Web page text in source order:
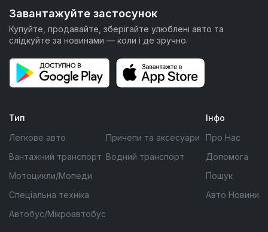
Завантажуйте застосунок
Купуйте, продавайте, зберігайте улюблені авто та
слідкуйте за новинами — коли і де зручно.
Тип
Легкове авто
Вантажний транспорт
Мотоцикли/Мопеди
Спеціальна техніка
Автобус/Мікроавтобус
Причепи та аксесуари
Водний транспорт
Інфо
Про Нас
Допомога
Пошук
Авто Новини